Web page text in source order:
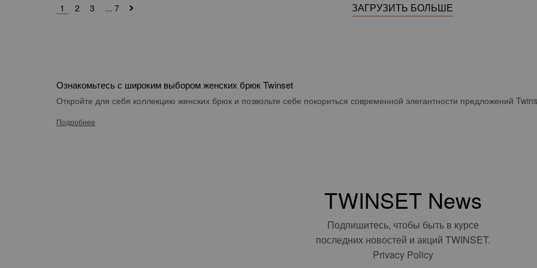
1 2 3 ... 7 ЗАГРУЗИТЬ БОЛЬШЕ
Ознакомьтесь с широким выбором женских брюк Twinset
Откройте для себя коллекцию женских брюк и позвольте себе покориться современной элегантности предложений
Подробнее
TWINSET News
Подпишитесь, чтобы быть в курсе
последних новостей и акций TWINSET.
Privacy Policy